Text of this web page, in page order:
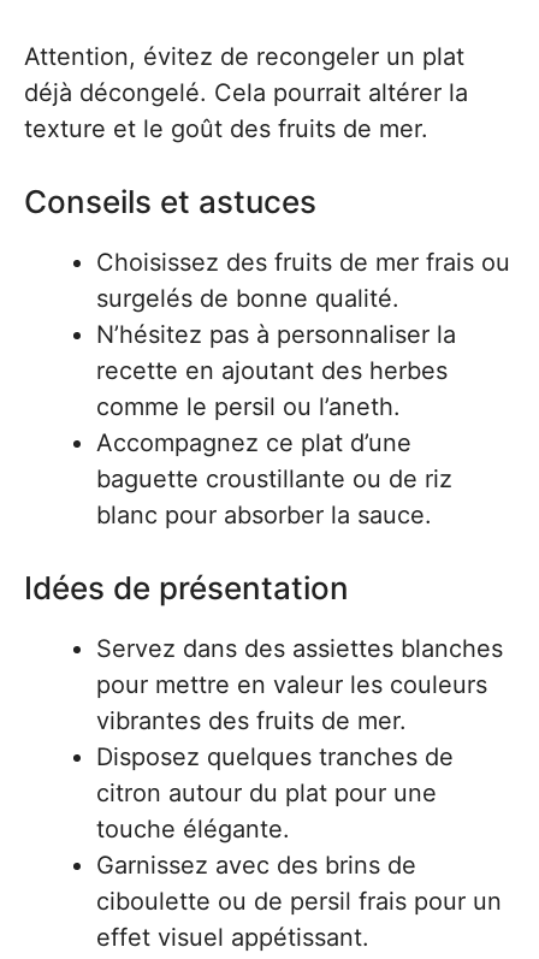
Attention, évitez de recongeler un plat
déjà décongelé. Cela pourrait altérer la
texture et le goût des fruits de mer.
Conseils et astuces
Choisissez des fruits de mer frais ou
surgelés de bonne qualité.
N’hésitez pas à personnaliser la
recette en ajoutant des herbes
comme le persil ou l’aneth.
Accompagnez ce plat d’une
baguette croustillante ou de riz
blanc pour absorber la sauce.
Idées de présentation
Servez dans des assiettes blanches
pour mettre en valeur les couleurs
vibrantes des fruits de mer.
Disposez quelques tranches de
citron autour du plat pour une
touche élégante.
Garnissez avec des brins de
ciboulette ou de persil frais pour un
effet visuel appétissant.